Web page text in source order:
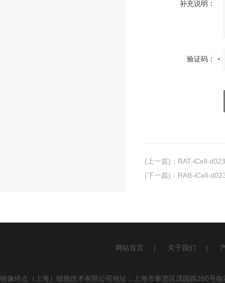
补充说明：
验证码：
(上一篇) ： RAT-iCell-
(下一篇) ： RAB-iCell-
网站首页 | 关于我们 |
镜像绮点（上海）细胞技术有限公司地址：上海市奉贤区茂园路260号